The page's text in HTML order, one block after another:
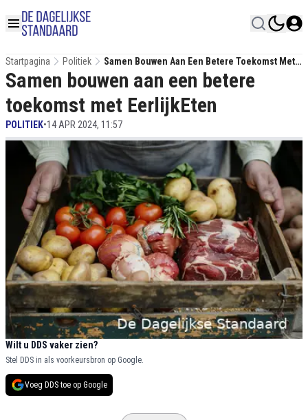
Startpagina Politiek
Samen Bouwen Aan Een Betere Toekomst Met
EerlijkEten
Samen bouwen aan een betere
toekomst met EerlijkEten
POLITIEK•14 APR 2024, 11:57
Wilt u DDS vaker zien?
Stel DDS in als voorkeursbron op Google.
Voeg DDS toe op Google